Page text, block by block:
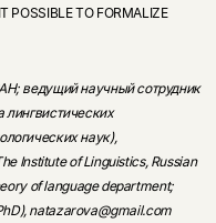
POSSIBLE TO FORMALIZE
ведущий научный сотрудник
лингвистических
наук),
Institute of Linguistics, Russian
of language department;
natazarova@gmail.com